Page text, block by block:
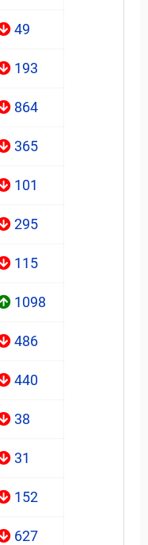
49
193
864
365
101
295
115
1098
486
440
38
31
152
627